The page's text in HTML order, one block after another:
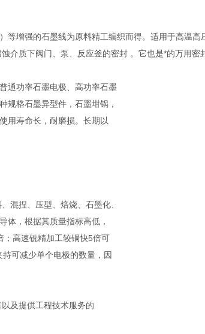
增强的石墨线为原料精工编织而得。适用于高温高
介质下阀门、泵、反应釜的密封 。它也是*的万用密
通功率石墨电极、高功率石墨
规格石墨异型件，石墨坩锅，
用寿命长，耐磨损。长期以
混捏、压型、焙烧、石墨化、
体，根据其质量指标高低，
；高速铣精加工较铜快5倍可
可减少单个电极的数量，因
及提供工程技术服务的